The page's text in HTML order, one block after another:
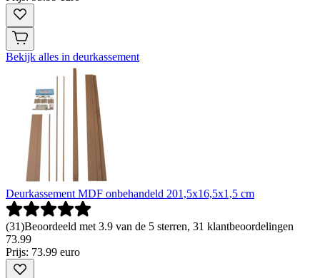
Bekijk alles in deurkassement
Deurkassement MDF onbehandeld 201,5x16,5x1,5 cm
(31)Beoordeeld met 3.9 van de 5 sterren, 31 klantbeoordelingen
73.99
Prijs: 73.99 euro